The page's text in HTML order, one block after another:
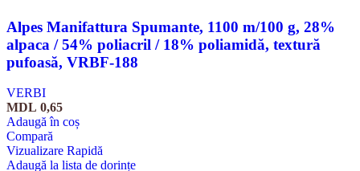
Alpes Manifattura Spumante, 1100 m/100 g, 28%
alpaca / 54% poliacril / 18% poliamidă, textură
pufoasă, VRBF-188
VERBI
MDL 0,65
Adaugă în coș
Compară
Vizualizare Rapidă
Adaugă la lista de dorințe